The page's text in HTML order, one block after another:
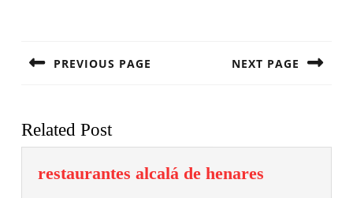
entradas
PREVIOUS PAGE NEXT PAGE
Related Post
restaurantes alcalá de henares